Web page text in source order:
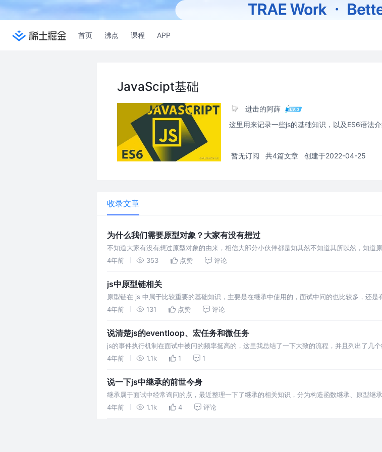
首页 沸点 课程 APP
JavaScipt基础
进击的阿薛
这里用来记录一些js的基础知识，以及ES6语法
暂无订阅 共4篇文章 创建于2022-04-25
收录文章
为什么我们需要原型对象？大家有没有想过
不知道大家有没有想过原型对象的由来，相信大部分小伙伴都是知其然不知道其所以然，知道
有这种东西吧
4年前 353 点赞 评论
js中原型链相关
原型链在 js 中属于比较重要的基础知识，主要是在继承中使用的，面试中问的也比较多，还是
4年前
131 点赞 评论
说清楚js的eventloop、宏任务和微任务
js的事件执行机制在面试中被问的频率挺高的，这里我总结了一下大致的流程，并且列出了几
事件循环就可以终结了
4年前 1.1k 1 1
说一下js中继承的前世今身
继承属于面试中经常询问的点，最近整理一下了继承的相关知识，分为构造函数继承、原型继
4年前
1.1k 4 评论